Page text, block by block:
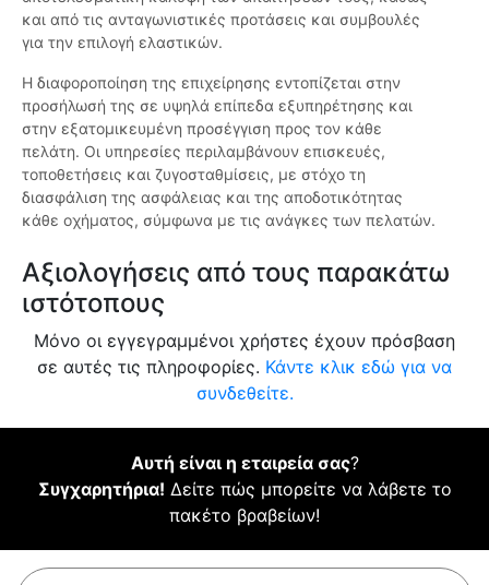
και από τις ανταγωνιστικές προτάσεις και συμβουλές
για την επιλογή ελαστικών.
Η διαφοροποίηση της επιχείρησης εντοπίζεται στην
προσήλωσή της σε υψηλά επίπεδα εξυπηρέτησης και
στην εξατομικευμένη προσέγγιση προς τον κάθε
πελάτη. Οι υπηρεσίες περιλαμβάνουν επισκευές,
τοποθετήσεις και ζυγοσταθμίσεις, με στόχο τη
διασφάλιση της ασφάλειας και της αποδοτικότητας
κάθε οχήματος, σύμφωνα με τις ανάγκες των πελατών.
Αξιολογήσεις από τους παρακάτω
ιστότοπους
Μόνο οι εγγεγραμμένοι χρήστες έχουν πρόσβαση
σε αυτές τις πληροφορίες. Κάντε κλικ εδώ για να
συνδεθείτε.
Αυτή είναι η εταιρεία σας?
Συγχαρητήρια! Δείτε πώς μπορείτε να λάβετε το
πακέτο βραβείων!